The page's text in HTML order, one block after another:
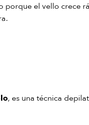
el vello crece
, es una técnica